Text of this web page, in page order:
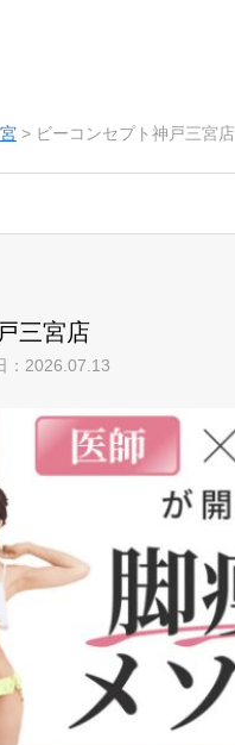
> ビーコンセプト神戸三宮店
三宮店
：2026.07.13